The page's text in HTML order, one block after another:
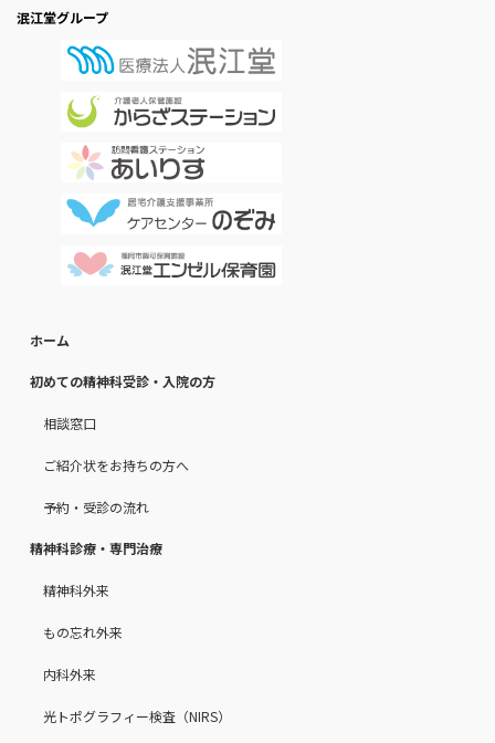
泯江堂グループ
ホーム
初めての精神科受診・入院の方
相談窓口
ご紹介状をお持ちの方へ
予約・受診の流れ
精神科診療・専門治療
精神科外来
もの忘れ外来
内科外来
光トポグラフィー検査（NIRS）